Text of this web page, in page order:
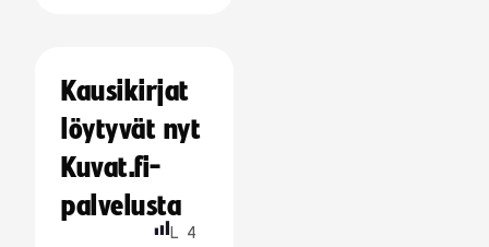
Kausikirjat
löytyvät nyt
Kuvat.fi-
palvelusta
L 4